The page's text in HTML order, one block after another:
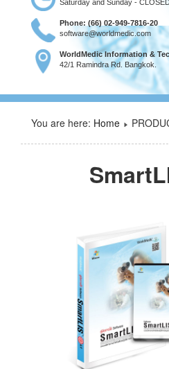
Saturday and Sunday -
Phone: (66) 02-949-7816-20
software@worldmedic.com
WorldMedic Information &
42/1 Ramindra Rd. Bangkok.
You are here: Home